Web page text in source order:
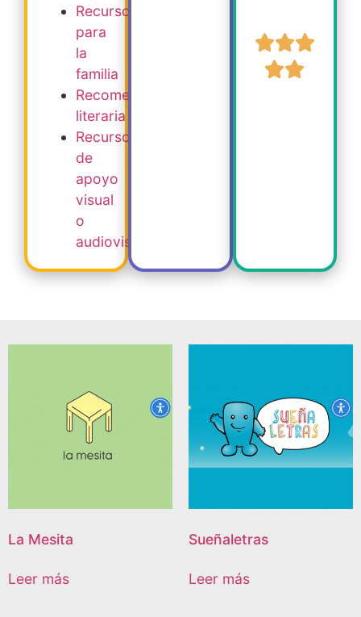
Recursos
para
la
familia
Recomendación
literaria
Recursos
de
apoyo
visual
o
audiovisual
La Mesita
Leer más
Sueñaletras
Leer más